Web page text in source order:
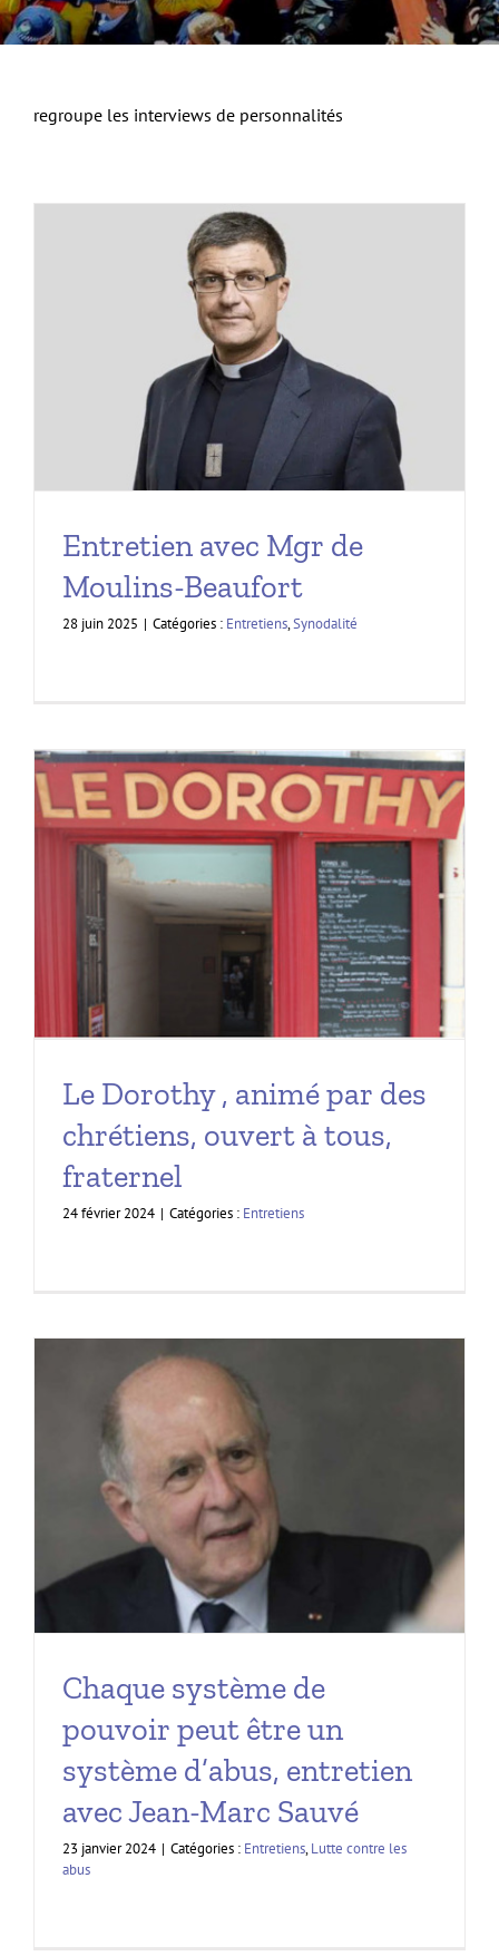
regroupe les interviews de personnalités
Entretien avec Mgr de
Moulins-Beaufort
28 juin 2025 | Catégories : Entretiens,Synodalité
Le Dorothy , animé par des
chrétiens, ouvert à tous,
fraternel
24 février 2024 | Catégories : Entretiens
Chaque système de
pouvoir peut être un
système d’abus, entretien
avec Jean-Marc Sauvé
23 janvier 2024 | Catégories : Entretiens,Lutte contre les
abus